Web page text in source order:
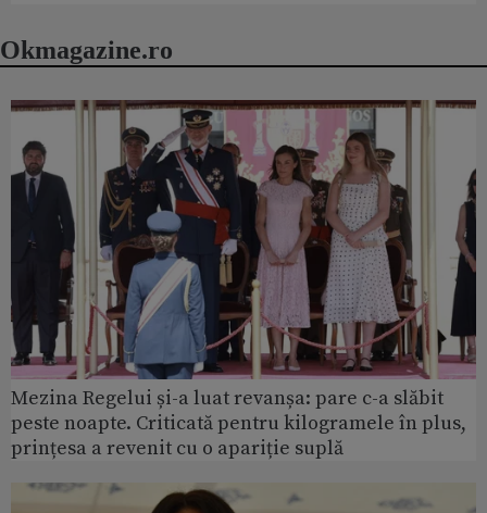
Okmagazine.ro
Mezina Regelui și-a luat revanșa: pare c-a slăbit
peste noapte. Criticată pentru kilogramele în plus,
prințesa a revenit cu o apariție suplă